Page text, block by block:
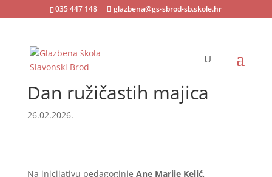
035 447 148 glazbena@gs-sbrod-sb.skole.hr
Dan ružičastih majica
26.02.2026.
Na inicijativu pedagoginje Ane Marije Kelić,